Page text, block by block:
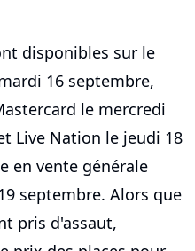
disponibles sur le
16 septembre,
le mercredi
Live Nation le jeudi 18
en vente générale
septembre. Alors que
pris d'assaut,